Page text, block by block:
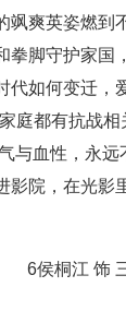
飒爽英姿燃到
脚守护家国
如何变迁，
庭都有抗战
与血性，永
影院，在光